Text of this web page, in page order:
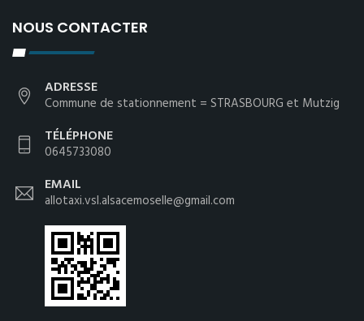
NOUS CONTACTER
ADRESSE
Commune de stationnement = STRASBOURG et Mutzig
TÉLÉPHONE
0645733080
EMAIL
allotaxi.vsl.alsacemoselle@gmail.com